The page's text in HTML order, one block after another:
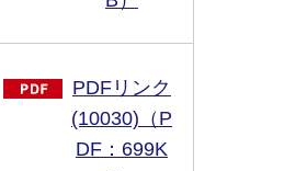
PDFリンク
(10030)（P
DF：699K